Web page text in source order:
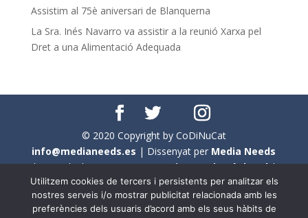
Assistim al 75è aniversari de Blanquerna
La Sra. Inés Navarro va assistir a la reunió Xarxa pel
Dret a una Alimentació Adequada
© 2020 Copyright by CoDiNuCat
info@medianeeds.es | Dissenyat per Media Needs
| Tots els drets reservats aCoDiNuCat |Avís legal|
Avís per cookies
En aquest web s'ha tingut en compte l'ús no sexista del
Utilitzem cookies de tercers i persistents per analitzar els
nostres serveis i/o mostrar publicitat relacionada amb les
preferències dels usuaris d’acord amb els seus hàbits de